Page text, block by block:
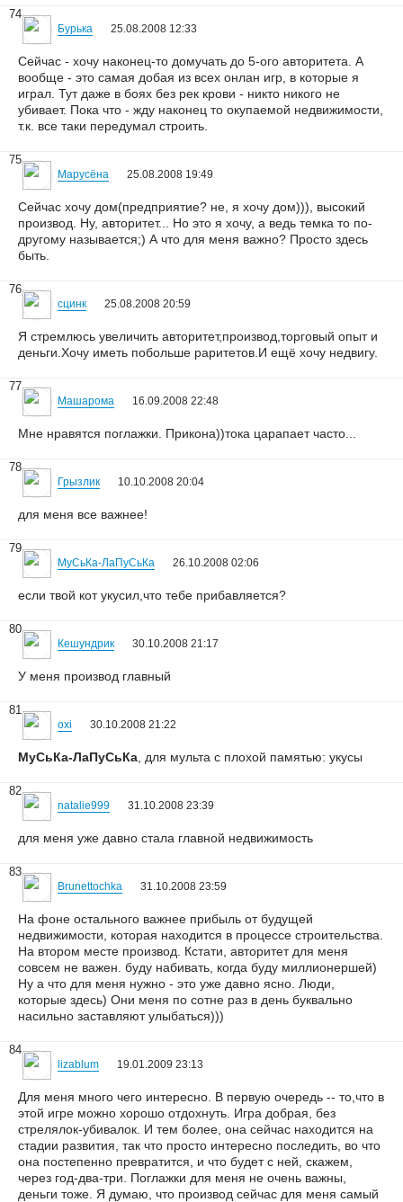
74
Бурька 25.08.2008 12:33
Сейчас - хочу наконец-то домучать до 5-ого авторитета. А
вообще - это самая добая из всех онлан игр, в которые я
играл. Тут даже в боях без рек крови - никто никого не
убивает. Пока что - жду наконец то окупаемой недвижимости,
т.к. все таки передумал строить.
75
Марусёна 25.08.2008 19:49
Сейчас хочу дом(предприятие? не, я хочу дом))), высокий
производ. Ну, авторитет... Но это я хочу, а ведь темка то по-
другому называется;) А что для меня важно? Просто здесь
быть.
76
сцинк 25.08.2008 20:59
Я стремлюсь увеличить авторитет,производ,торговый опыт и
деньги.Хочу иметь побольше раритетов.И ещё хочу недвигу.
77
Машарома 16.09.2008 22:48
Мне нравятся поглажки. Прикона))тока царапает часто...
78
Грызлик 10.10.2008 20:04
для меня все важнее!
79
МуСьКа-ЛаПуСьКа 26.10.2008 02:06
если твой кот укусил,что тебе прибавляется?
80
Кешундрик 30.10.2008 21:17
У меня производ главный
81
oxi 30.10.2008 21:22
МуСьКа-ЛаПуСьКа , для мульта с плохой памятью: укусы
82
natalie999 31.10.2008 23:39
для меня уже давно стала главной недвижимость
83
Brunettochka 31.10.2008 23:59
На фоне остального важнее прибыль от будущей
недвижимости, которая находится в процессе строительства.
На втором месте производ. Кстати, авторитет для меня
совсем не важен. буду набивать, когда буду миллионершей)
Ну а что для меня нужно - это уже давно ясно. Люди,
которые здесь) Они меня по сотне раз в день буквально
насильно заставляют улыбаться)))
84
lizablum 19.01.2009 23:13
Для меня много чего интересно. В первую очередь -- то,что в
этой игре можно хорошо отдохнуть. Игра добрая, без
стрелялок-убивалок. И тем более, она сейчас находится на
стадии развития, так что просто интересно последить, во что
она постепенно превратится, и что будет с ней, скажем,
через год-два-три. Поглажки для меня не очень важны,
деньги тоже. Я думаю, что производ сейчас для меня самый